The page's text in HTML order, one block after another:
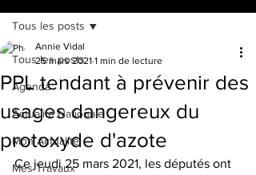
Tous les posts
Agenda
Actualité Nationale
Mon Actualité
Mes Travaux
Tous les posts
PPL tendant à prévenir des
usages dangereux du
protoxyde d'azote
Annie Vidal
25 mars 2021 1 min de lecture
Ce jeudi 25 mars 2021, les députés ont